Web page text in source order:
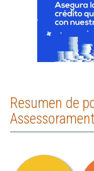
Resumen de